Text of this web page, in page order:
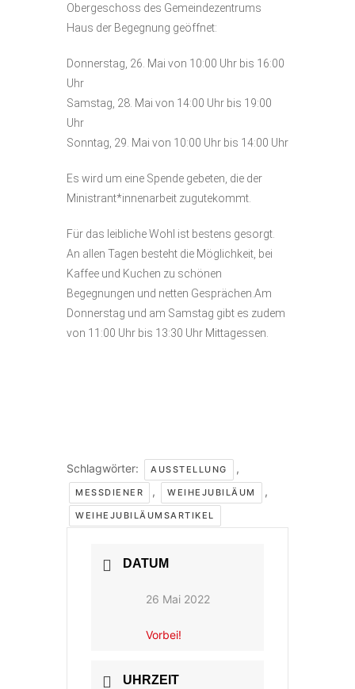
Obergeschoss des Gemeindezentrums
Haus der Begegnung geöffnet:
Donnerstag, 26. Mai von 10:00 Uhr bis 16:00
Uhr
Samstag, 28. Mai von 14:00 Uhr bis 19:00
Uhr
Sonntag, 29. Mai von 10:00 Uhr bis 14:00 Uhr
Es wird um eine Spende gebeten, die der
Ministrant*innenarbeit zugutekommt.
Für das leibliche Wohl ist bestens gesorgt.
An allen Tagen besteht die Möglichkeit, bei
Kaffee und Kuchen zu schönen
Begegnungen und netten Gesprächen.Am
Donnerstag und am Samstag gibt es zudem
von 11:00 Uhr bis 13:30 Uhr Mittagessen.
Schlagwörter: AUSSTELLUNG ,
MESSDIENER , WEIHEJUBILÄUM ,
WEIHEJUBILÄUMSARTIKEL
DATUM
26 Mai 2022
Vorbei!
UHRZEIT